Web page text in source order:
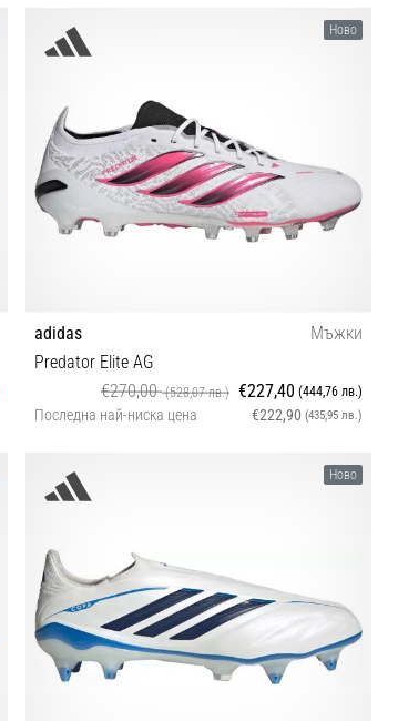
40 40⅔ 41⅓ 42 42⅔ 43⅓ 44 44⅔ 45⅓ 46 46⅔
Ново
adidas
Мъжки
Predator Elite AG
€270,00(528,07 лв.) €227,40 (444,76 лв.)
Последна най-ниска цена €222,90 (435,95 лв.)
40 40⅔ 41⅓ 42 42⅔ 43⅓ 44 44⅔ 45⅓ 46⅔ 47⅓
Ново